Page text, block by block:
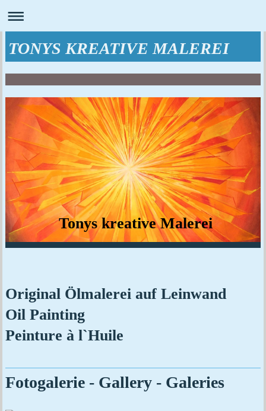
TONYS KREATIVE MALEREI
Tonys kreative Malerei
Original Ölmalerei auf Leinwand
Oil Painting
Peinture à l`Huile
Fotogalerie - Gallery - Galeries